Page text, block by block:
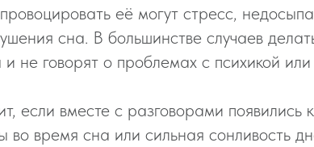
её могут стресс,
сна. В большинстве случаев
не говорят о проблемах с психикой
если вместе с разговорами появились
во время сна или сильная сонливость